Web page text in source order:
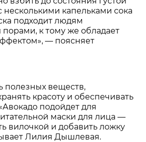
капельками сока
подходит людям
к тому же обладает
— поясняет
полезных веществ,
красоту и обеспечивать
подойдет для
маски для лица —
вилочкой и добавить ложку
Лилия Дышлевая.